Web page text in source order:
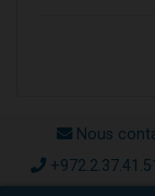
Nous